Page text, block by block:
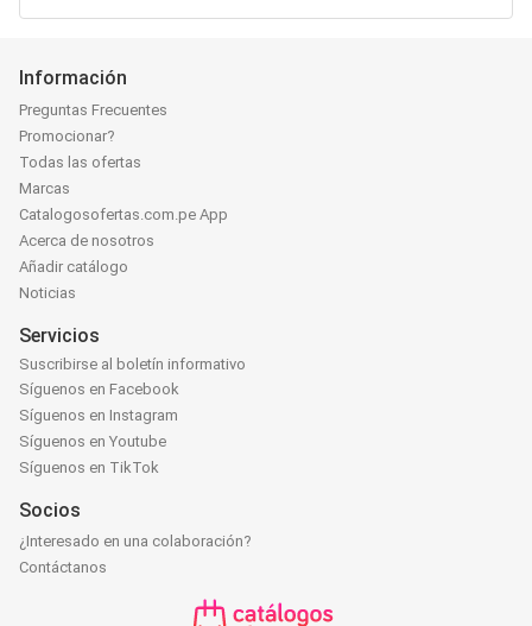
Información
Preguntas Frecuentes
Promocionar?
Todas las ofertas
Marcas
Catalogosofertas.com.pe App
Acerca de nosotros
Añadir catálogo
Noticias
Servicios
Suscribirse al boletín informativo
Síguenos en Facebook
Síguenos en Instagram
Síguenos en Youtube
Síguenos en TikTok
Socios
¿Interesado en una colaboración?
Contáctanos